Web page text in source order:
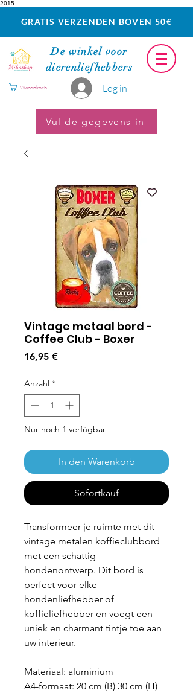
2015
GRATIS VERZENDEN BOVEN 50€
De winkel voor
dierenliefhebbers
Log in
Warenkorb
Vul de gegevens in
Vintage metaal bord -
Coffee Club - Boxer
16,95 €Preis
Anzahl *
Nur noch 1 verfügbar
In den Warenkorb
Sofortkauf
Transformeer je ruimte met dit
vintage metalen koffieclubbord
met een schattig
hondenontwerp. Dit bord is
perfect voor elke
hondenliefhebber of
koffieliefhebber en voegt een
uniek en charmant tintje toe aan
uw interieur.
Materiaal: aluminium
A4-formaat: 20 cm (B) 30 cm (H)